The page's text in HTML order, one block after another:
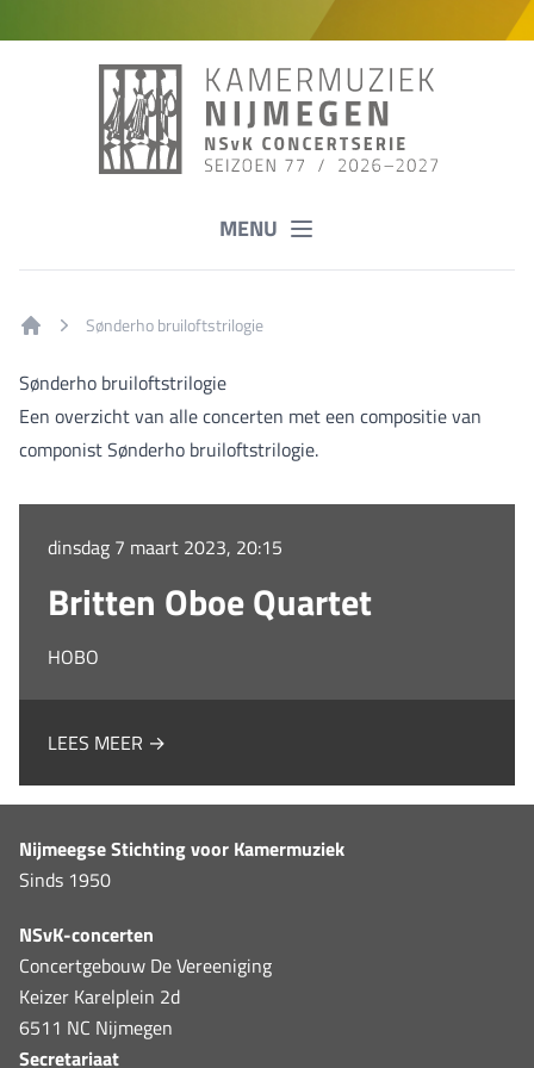
MENU
Sønderho bruiloftstrilogie
Sønderho bruiloftstrilogie
Een overzicht van alle concerten met een compositie van
componist Sønderho bruiloftstrilogie.
dinsdag 7 maart 2023, 20:15
Britten Oboe Quartet
HOBO
LEES MEER →
Nijmeegse Stichting voor Kamermuziek
Sinds 1950
NSvK-concerten
Concertgebouw De Vereeniging
Keizer Karelplein 2d
6511 NC Nijmegen
Secretariaat